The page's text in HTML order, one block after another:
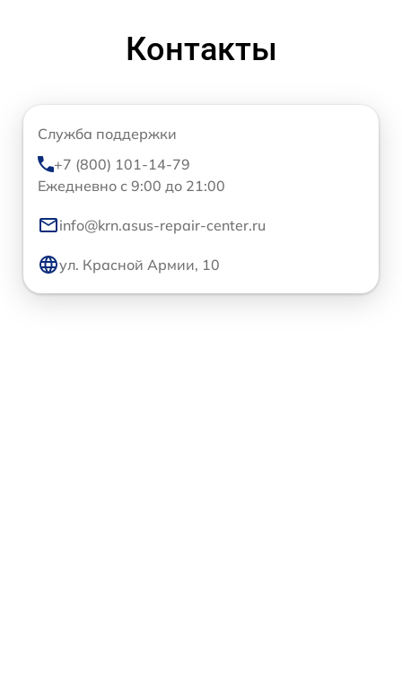
Контакты
Служба поддержки
+7 (800) 101-14-79
Ежедневно с 9:00 до 21:00
info@krn.asus-repair-center.ru
ул. Красной Армии, 10